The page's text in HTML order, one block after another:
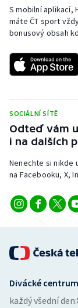
S mobilní aplikací,
máte ČT sport
bonusový obsah
SOCIÁLNÍ SÍTĚ
Odteď vám
i na dalších
Nenechte si nikde
na Facebooku, X,
Divácké centrum
každý všední den: